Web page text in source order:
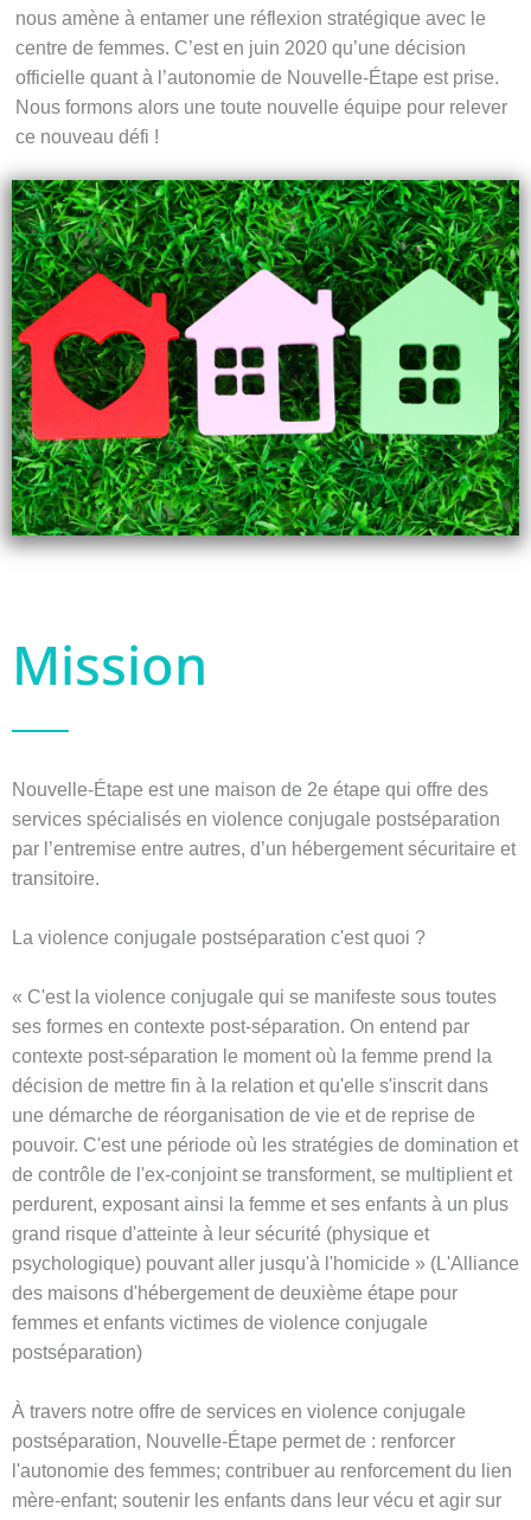
nous amène à entamer une réflexion stratégique avec le
centre de femmes. C’est en juin 2020 qu’une décision
officielle quant à l’autonomie de Nouvelle-Étape est prise.
Nous formons alors une toute nouvelle équipe pour relever
ce nouveau défi !
Mission
Nouvelle-Étape est une maison de 2e étape qui offre des
services spécialisés en violence conjugale postséparation
par l’entremise entre autres, d’un hébergement sécuritaire et
transitoire.
La violence conjugale postséparation c'est quoi ?
« C'est la violence conjugale qui se manifeste sous toutes
ses formes en contexte post-séparation. On entend par
contexte post-séparation le moment où la femme prend la
décision de mettre fin à la relation et qu'elle s'inscrit dans
une démarche de réorganisation de vie et de reprise de
pouvoir. C'est une période où les stratégies de domination et
de contrôle de l'ex-conjoint se transforment, se multiplient et
perdurent, exposant ainsi la femme et ses enfants à un plus
grand risque d'atteinte à leur sécurité (physique et
psychologique) pouvant aller jusqu'à l'homicide » (L'Alliance
des maisons d'hébergement de deuxième étape pour
femmes et enfants victimes de violence conjugale
postséparation)
À travers notre offre de services en violence conjugale
postséparation, Nouvelle-Étape permet de : renforcer
l'autonomie des femmes; contribuer au renforcement du lien
mère-enfant; soutenir les enfants dans leur vécu et agir sur